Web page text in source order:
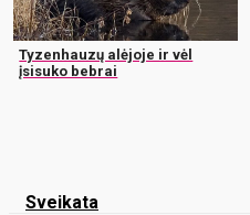
Tyzenhauzų alėjoje ir vėl
įsisuko bebrai
Sveikata